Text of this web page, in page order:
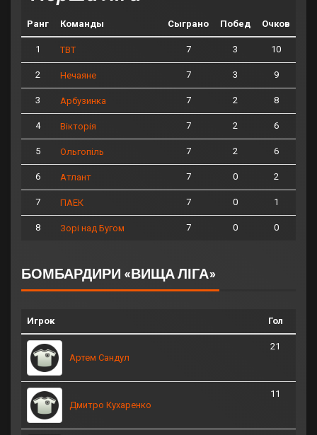
Ранг Команды Сыграно Побед Очков
1 ТВТ 7 3 10
2 Нечаяне 7 3 9
3 Арбузинка 7 2 8
4 Вікторія 7 2 6
5 Ольгопіль 7 2 6
6 Атлант 7 0 2
7 ПАЕК 7 0 1
8 Зорі над Бугом 7 0 0
БОМБАРДИРИ «ВИЩА ЛІГА»
Игрок Гол
Артем Сандул
21
Дмитро Кухаренко
11